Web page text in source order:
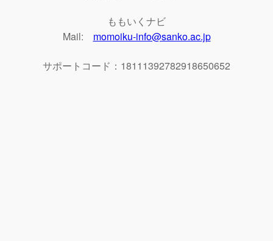
ももいくナビ
Mail: momoiku-info@sanko.ac.jp
サポートコード：18111392782918650652